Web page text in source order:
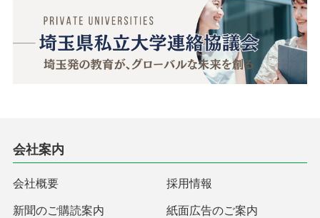
会社案内
会社概要 採用情報
新聞のご購読案内 紙面広告のご案内